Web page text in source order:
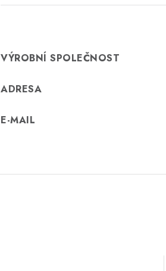
VÝROBNÍ SPOLEČNOST
ADRESA
E-MAIL